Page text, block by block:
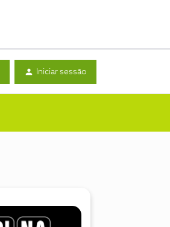
Iniciar sessão